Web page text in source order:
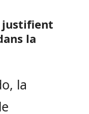
justifient
la
la